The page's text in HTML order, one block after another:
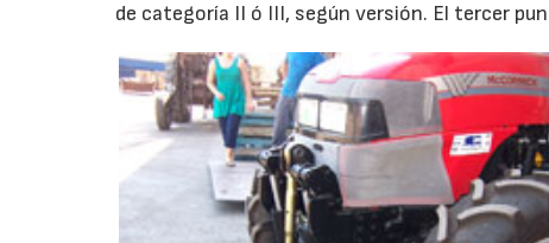
de categoría II ó III, según versión. El tercer